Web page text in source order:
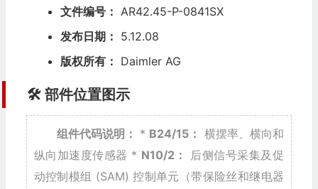
文件编号： AR42.45-P-0841SX
发布日期： 5.12.08
版权所有： Daimler AG
🛠️ 部件位置图示
组件代码说明： * B24/15： 横摆率、横向和
纵向加速度传感器 * N10/2：
后侧信号采集及促
动控制模组 (SAM) 控制单元（带保险丝和继电器